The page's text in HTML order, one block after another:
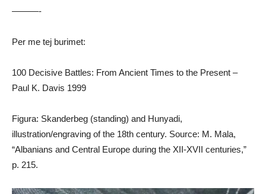
———-
Per me tej burimet:
100 Decisive Battles: From Ancient Times to the Present –
Paul K. Davis 1999
Figura: Skanderbeg (standing) and Hunyadi,
illustration/engraving of the 18th century. Source: M. Mala,
“Albanians and Central Europe during the XII-XVII centuries,”
p. 215.